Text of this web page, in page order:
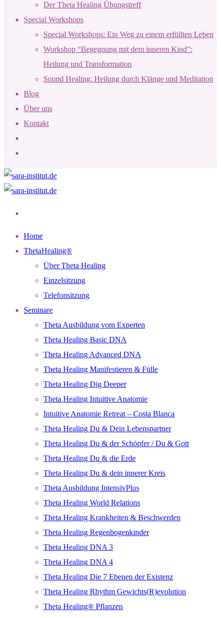
Der Theta Healing Übungstreff
Special Workshops
Special Workshops: Ein Weg zu einem erfüllten Leben
Workshop “Begegnung mit dem inneren Kind”:
Heilung und Transformation
Sound Healing: Heilung durch Klänge und Meditation
Blog
Über uns
Kontakt
Home
ThetaHealing®
Über Theta Healing
Einzelsitzung
Telefonsitzung
Seminare
Theta Ausbildung vom Experten
Theta Healing Basic DNA
Theta Healing Advanced DNA
Theta Healing Manifestieren & Fülle
Theta Healing Dig Deeper
Theta Healing Intuitive Anatomie
Intuitive Anatomie Retreat – Costa Blanca
Theta Healing Du & Dein Lebenspartner
Theta Healing Du & der Schöpfer / Du & Gott
Theta Healing Du & die Erde
Theta Healing Du & dein innerer Kreis
Theta Ausbildung IntensivPlus
Theta Healing World Relations
Theta Healing Krankheiten & Beschwerden
Theta Healing Regenbogenkinder
Theta Healing DNA 3
Theta Healing DNA 4
Theta Healing Die 7 Ebenen der Existenz
Theta Healing Rhythm Gewichts(R)evolution
Theta Healing® Pflanzen